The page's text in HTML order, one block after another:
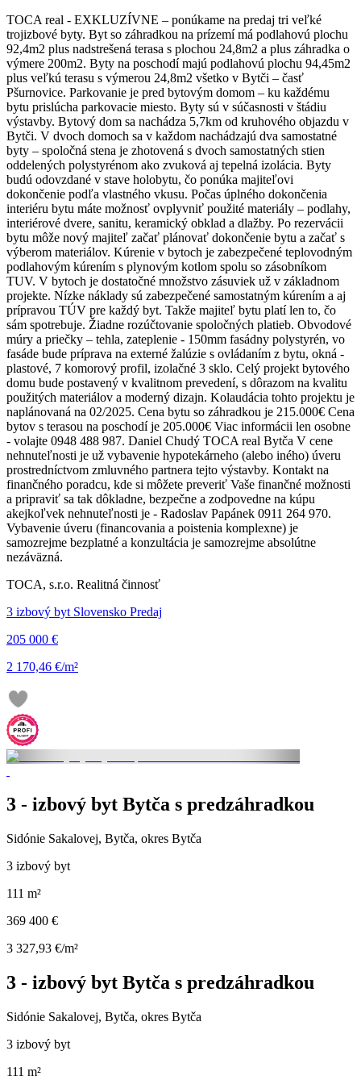
TOCA real - EXKLUZÍVNE – ponúkame na predaj tri veľké
trojizbové byty. Byt so záhradkou na prízemí má podlahovú plochu
92,4m2 plus nadstrešená terasa s plochou 24,8m2 a plus záhradka o
výmere 200m2. Byty na poschodí majú podlahovú plochu 94,45m2
plus veľkú terasu s výmerou 24,8m2 všetko v Bytči – časť
Pšurnovice. Parkovanie je pred bytovým domom – ku každému
bytu prislúcha parkovacie miesto. Byty sú v súčasnosti v štádiu
výstavby. Bytový dom sa nachádza 5,7km od kruhového objazdu v
Bytči. V dvoch domoch sa v každom nachádzajú dva samostatné
byty – spoločná stena je zhotovená s dvoch samostatných stien
oddelených polystyrénom ako zvuková aj tepelná izolácia. Byty
budú odovzdané v stave holobytu, čo ponúka majiteľovi
dokončenie podľa vlastného vkusu. Počas úplného dokončenia
interiéru bytu máte možnosť ovplyvniť použité materiály – podlahy,
interiérové dvere, sanitu, keramický obklad a dlažby. Po rezervácii
bytu môže nový majiteľ začať plánovať dokončenie bytu a začať s
výberom materiálov. Kúrenie v bytoch je zabezpečené teplovodným
podlahovým kúrením s plynovým kotlom spolu so zásobníkom
TUV. V bytoch je dostatočné množstvo zásuviek už v základnom
projekte. Nízke náklady sú zabezpečené samostatným kúrením a aj
prípravou TÚV pre každý byt. Takže majiteľ bytu platí len to, čo
sám spotrebuje. Žiadne rozúčtovanie spoločných platieb. Obvodové
múry a priečky – tehla, zateplenie - 150mm fasádny polystyrén, vo
fasáde bude príprava na externé žalúzie s ovládaním z bytu, okná -
plastové, 7 komorový profil, izolačné 3 sklo. Celý projekt bytového
domu bude postavený v kvalitnom prevedení, s dôrazom na kvalitu
použitých materiálov a moderný dizajn. Kolaudácia tohto projektu je
naplánovaná na 02/2025. Cena bytu so záhradkou je 215.000€ Cena
bytov s terasou na poschodí je 205.000€ Viac informácii len osobne
- volajte 0948 488 987. Daniel Chudý TOCA real Bytča V cene
nehnuteľnosti je už vybavenie hypotekárneho (alebo iného) úveru
prostredníctvom zmluvného partnera tejto výstavby. Kontakt na
finančného poradcu, kde si môžete preveriť Vaše finančné možnosti
a pripraviť sa tak dôkladne, bezpečne a zodpovedne na kúpu
akejkoľvek nehnuteľnosti je - Radoslav Papánek 0911 264 970.
Vybavenie úveru (financovania a poistenia komplexne) je
samozrejme bezplatné a konzultácia je samozrejme absolútne
nezáväzná.
TOCA, s.r.o. Realitná činnosť
3 izbový byt Slovensko Predaj
205 000 €
2 170,46 €/m²
3 - izbový byt Bytča s predzáhradkou
Sidónie Sakalovej, Bytča, okres Bytča
3 izbový byt
111 m²
369 400 €
3 327,93 €/m²
3 - izbový byt Bytča s predzáhradkou
Sidónie Sakalovej, Bytča, okres Bytča
3 izbový byt
111 m²